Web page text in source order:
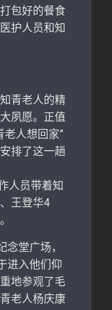
包好的餐食
护人员和知
青老人的精
夙愿。正值
老人想回家”
排了这一趟
人员带着知
王登华4
堂广场，
进入他们仰
地参观了毛
老人杨庆康